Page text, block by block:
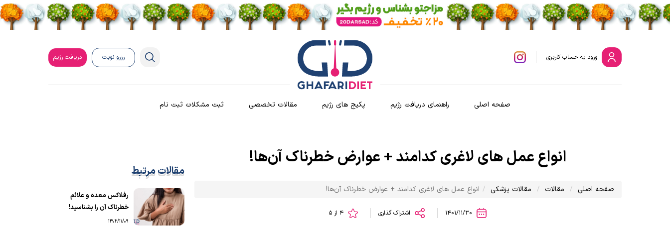
ورود به حساب کاربری رزرو نوبت دریافت رژیم
صفحه اصلی راهنمای دریافت رژیم پکیج های رژیم مقالات تخصصی ثبت مشکلات ثبت نام
انواع عمل های لاغری کدامند + عوارض خطرناک آن‌ها!
صفحه اصلی مقالات مقالات پزشکی انواع عمل های لاغری کدامند + عوارض خطرناک آن‌ها!
اشتراک گذاری
مقالات مرتبط
رفلاکس معده و علائم
خطرناک آن را بشناسید!
1402/11/09